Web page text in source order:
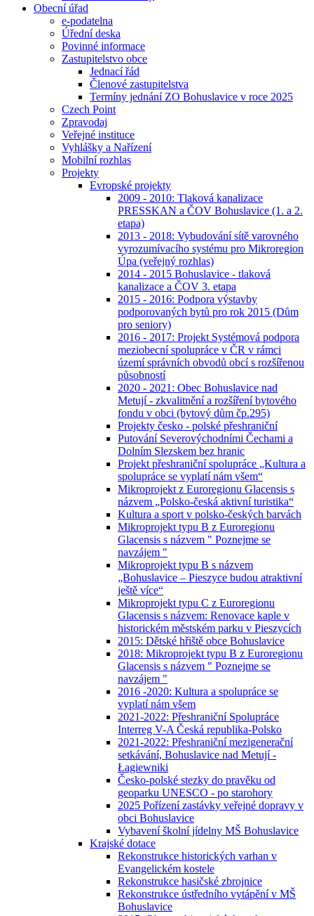
Obecní úřad
e-podatelna
Úřední deska
Povinné informace
Zastupitelstvo obce
Jednací řád
Členové zastupitelstva
Termíny jednání ZO Bohuslavice v roce 2025
Czech Point
Zpravodaj
Veřejné instituce
Vyhlášky a Nařízení
Mobilní rozhlas
Projekty
Evropské projekty
2009 - 2010: Tlaková kanalizace
PRESSKAN a ČOV Bohuslavice (1. a 2.
etapa)
2013 - 2018: Vybudování sítě varovného
vyrozumívacího systému pro Mikroregion
Úpa (veřejný rozhlas)
2014 - 2015 Bohuslavice - tlaková
kanalizace a ČOV 3. etapa
2015 - 2016: Podpora výstavby
podporovaných bytů pro rok 2015 (Dům
pro seniory)
2016 - 2017: Projekt Systémová podpora
meziobecní spolupráce v ČR v rámci
území správních obvodů obcí s rozšířenou
působností
2020 - 2021: Obec Bohuslavice nad
Metují - zkvalitnění a rozšíření bytového
fondu v obci (bytový dům čp.295)
Projekty česko - polské přeshraniční
Putování Severovýchodními Čechami a
Dolním Slezskem bez hranic
Projekt přeshraniční spolupráce „Kultura a
spolupráce se vyplatí nám všem“
Mikroprojekt z Euroregionu Glacensis s
názvem „Polsko-česká aktivní turistika“
Kultura a sport v polsko-českých barvách
Mikroprojekt typu B z Euroregionu
Glacensis s názvem " Poznejme se
navzájem "
Mikroprojekt typu B s názvem
„Bohuslavice – Pieszyce budou atraktivní
ještě více“
Mikroprojekt typu C z Euroregionu
Glacensis s názvem: Renovace kaple v
historickém městském parku v Pieszycích
2015: Dětské hřiště obce Bohuslavice
2018: Mikroprojekt typu B z Euroregionu
Glacensis s názvem " Poznejme se
navzájem "
2016 -2020: Kultura a spolupráce se
vyplatí nám všem
2021-2022: Přeshraniční Spolupráce
Interreg V-A Česká republika-Polsko
2021-2022: Přeshraniční mezigenerační
setkávání, Bohuslavice nad Metují -
Łagiewniki
Česko-polské stezky do pravěku od
geoparku UNESCO - po starohory
2025 Pořízení zastávky veřejné dopravy v
obci Bohuslavice
Vybavení školní jídelny MŠ Bohuslavice
Krajské dotace
Rekonstrukce historických varhan v
Evangelickém kostele
Rekonstrukce hasičské zbrojnice
Rekonstrukce ústředního vytápění v MŠ
Bohuslavice